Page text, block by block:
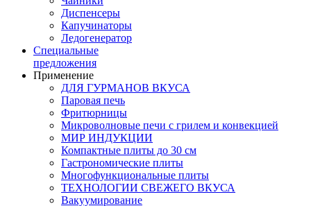
Диспенсеры
Капучинаторы
Ледогенератор
Специальные
предложения
Применение
ДЛЯ ГУРМАНОВ ВКУСА
Паровая печь
Фритюрницы
Микроволновые печи с грилем и конвекцией
МИР ИНДУКЦИИ
Компактные плиты до 30 см
Гастрономические плиты
Многофункциональные плиты
ТЕХНОЛОГИИ СВЕЖЕГО ВКУСА
Вакуумирование